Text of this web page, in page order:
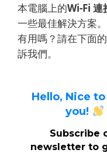
本電腦上的Wi-Fi 連
一些最佳解決方案。
有用嗎？請在下面
訴我們。
Hello, Nice
you!
Subscribe
newsletter to